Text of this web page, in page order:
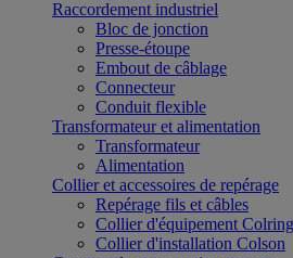
Raccordement industriel
Bloc de jonction
Presse-étoupe
Embout de câblage
Connecteur
Conduit flexible
Transformateur et alimentation
Transformateur
Alimentation
Collier et accessoires de repérage
Repérage fils et câbles
Collier d'équipement Colring
Collier d'installation Colson